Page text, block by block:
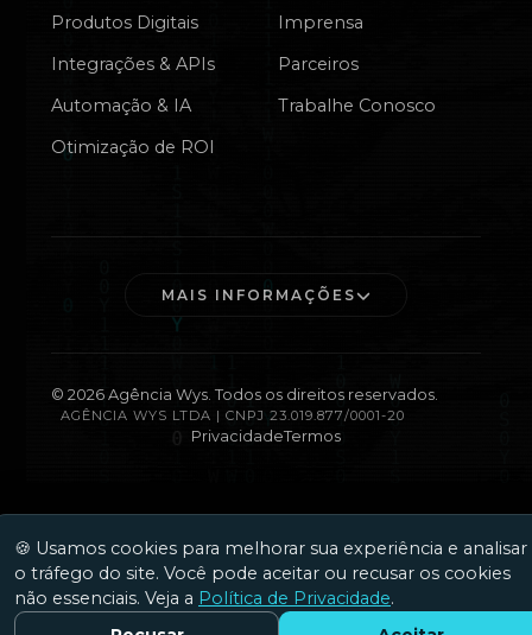
Produtos Digitais
Integrações & APIs
Automação & IA
Otimização de ROI
Imprensa
Parceiros
Trabalhe Conosco
MAIS INFORMAÇÕES
© 2026Agência Wys. Todos os direitos reservados.
AGÊNCIA WYS LTDA | CNPJ 23.019.877/0001-20
PrivacidadeTermos
🍪 Usamos cookies para melhorar sua experiência e analisar
o tráfego do site. Você pode aceitar ou recusar os cookies
não essenciais. Veja a Política de Privacidade.